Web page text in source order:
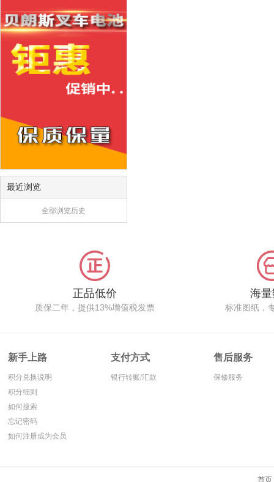
最近浏览
全部浏览历史
正品低价
质保二年，提供13%增值税发票
海
标准图纸，
新手上路
积分兑换说明
积分细则
如何搜索
忘记密码
如何注册成为会员
支付方式
银行转账/汇款
售后服务
保修服务
首页